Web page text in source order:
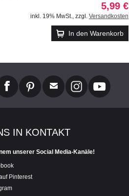
5,99 €
inkl. 19% MwSt., zzgl. Versandkosten
In den Warenkorb
IN KONTAKT
unserer Social Media-Kanäle!
Pinterest